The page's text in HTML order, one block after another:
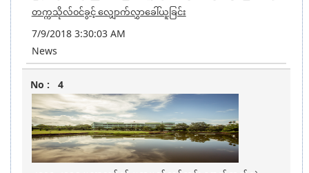
တက္ကသိုလ်၀င်ခွင့် လျှောက်လွှာခေါ်ယူခြင်း
7/9/2018 3:30:03 AM
News
4